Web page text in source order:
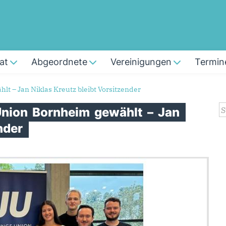
Abgeordnete Vereinigungen
– Jan Niklas Kreutz bleibt Vorsitzender
Bornheim gewählt – Jan